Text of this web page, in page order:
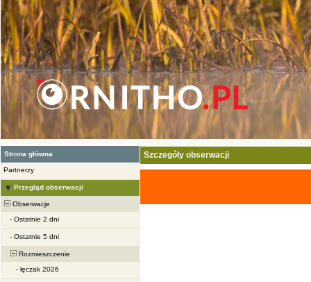
Strona główna
Partnerzy
Przegląd obserwacji
Obserwacje
- Ostatnie 2 dni
- Ostatnie 5 dni
Rozmieszczenie
- łęczak 2026
Szczegóły obserwacji